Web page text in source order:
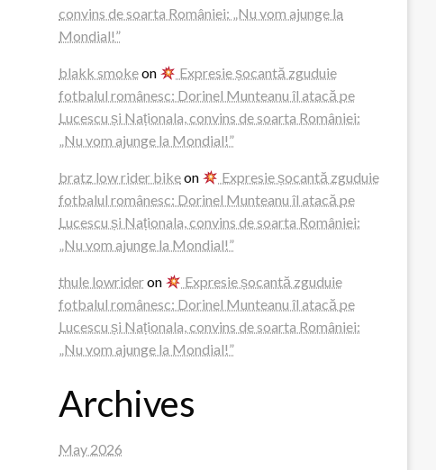
convins de soarta României: „Nu vom ajunge la
Mondial!”
blakk smokeon
Expresie șocantă zguduie
fotbalul românesc: Dorinel Munteanu îl atacă pe
Lucescu și Naționala, convins de soarta României:
„Nu vom ajunge la Mondial!”
bratz low rider bikeon
Expresie șocantă zguduie
fotbalul românesc: Dorinel Munteanu îl atacă pe
Lucescu și Naționala, convins de soarta României:
„Nu vom ajunge la Mondial!”
thule lowrideron
Expresie șocantă zguduie
fotbalul românesc: Dorinel Munteanu îl atacă pe
Lucescu și Naționala, convins de soarta României:
„Nu vom ajunge la Mondial!”
Archives
May 2026